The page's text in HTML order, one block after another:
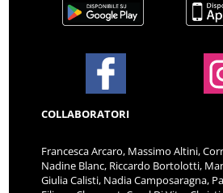
COLLABORATORI
Francesca Arcaro, Massimo Altini,
Nadine Blanc, Riccardo Bortolotti,
Giulia Calisti, Nadia Camposaragna,